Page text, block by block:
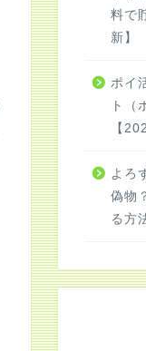
料で
新】
ポイ
ト（
【
よろ
偽物
る方